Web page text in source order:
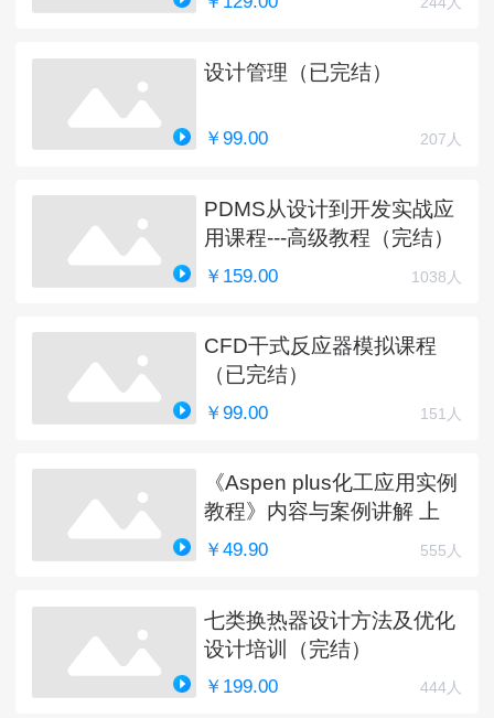
设计管理（已完结）
￥99.00 207人
PDMS从设计到开发实战应
用课程---高级教程（完结）
￥159.00 1038人
CFD干式反应器模拟课程
（已完结）
￥99.00 151人
《Aspen plus化工应用实例
教程》内容与案例讲解 上
￥49.90 555人
七类换热器设计方法及优化
设计培训（完结）
￥199.00 444人